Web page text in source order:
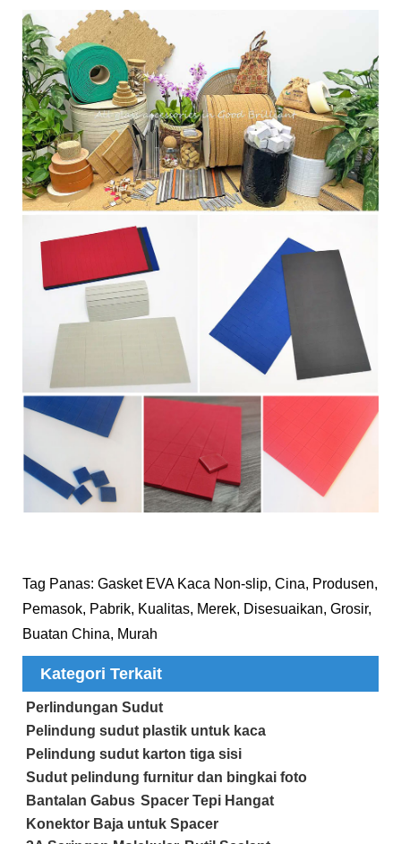
Tag Panas: Gasket EVA Kaca Non-slip, Cina, Produsen,
Pemasok, Pabrik, Kualitas, Merek, Disesuaikan, Grosir,
Buatan China, Murah
Kategori Terkait
Perlindungan Sudut
Pelindung sudut plastik untuk kaca
Pelindung sudut karton tiga sisi
Sudut pelindung furnitur dan bingkai foto
Bantalan Gabus Spacer Tepi Hangat
Konektor Baja untuk Spacer